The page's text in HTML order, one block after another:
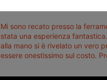
Mi sono recato presso la
stata una esperienza
alla mano si è rivelato un vero
essere onestissimo sul costo.